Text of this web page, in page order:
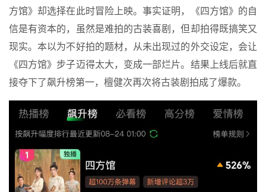
方馆》却选择在此时冒险上映。事实证明，《四方馆》的自
信是有资本的，虽然是难拍的古装喜剧，但却拍得既搞笑又
现实。本以为不好拍的题材，从未出现过的外交设定，会让
《四方馆》步子迈得太大，变成一部烂片。结果上线后就直
接夺下了飙升榜第一，檀健次再次将古装剧拍成了爆款。